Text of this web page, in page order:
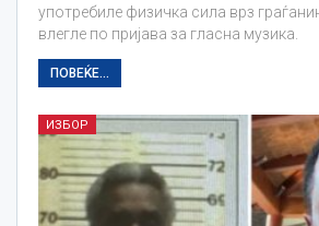
употребиле физичка сила врз
влегле по пријава за гласна музика.
ПОВЕЌЕ...
ИЗБОР